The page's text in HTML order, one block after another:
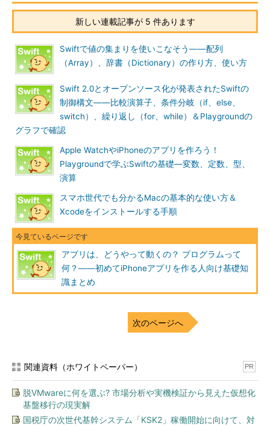
新しい連載記事が 5 件あります
Swiftで値の集まりを使いこなそう――配列
（Array）、辞書（Dictionary）の作り方、使い方
Swift 2.0とオープンソース化が発表されたSwiftの
制御構文――比較演算子、条件分岐（if、else、
switch）、繰り返し（for、while）＆Playgroundの
グラフで確認
Apple WatchやiPhoneのアプリを作ろう！
Playgroundで学ぶSwiftの基礎―変数、定数、型、
演算
スマホ世代でも分かるMacの基本的な使い方＆
Xcodeをインストールする手順
アプリは、どうやって動くの？ プログラムって
何？――初めてiPhoneアプリを作る人向け基礎知
識まとめ
次のページへ
関連資料（ホワイトペーパー） PR
脱VMwareに何を選ぶ? 市場分析や実機検証から見えた仮想化
基盤移行の現実解
国税庁の次世代基幹システム「KSK2」稼働開始に向けて、対